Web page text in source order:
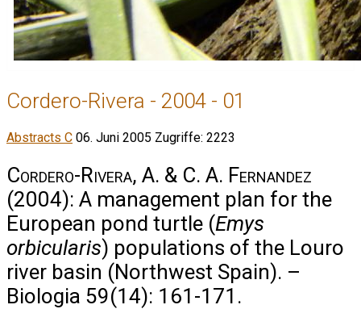
Cordero-Rivera - 2004 - 01
Abstracts C 06. Juni 2005 Zugriffe: 2223
Cordero-Rivera, A. & C. A. Fernandez
(2004): A management plan for the
European pond turtle (Emys
orbicularis) populations of the Louro
river basin (Northwest Spain). –
Biologia 59(14): 161-171.